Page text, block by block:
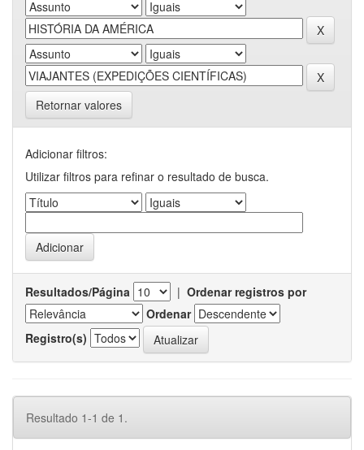
Retornar valores
Adicionar filtros:
Utilizar filtros para refinar o resultado de busca.
Resultados/Página | Ordenar registros por
Ordenar
Registro(s)
Resultado 1-1 de 1.